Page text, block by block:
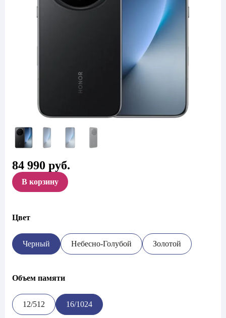
84 990 руб.
В корзину
Цвет
Черный Небесно-Голубой Золотой
Объем памяти
12/512 16/1024